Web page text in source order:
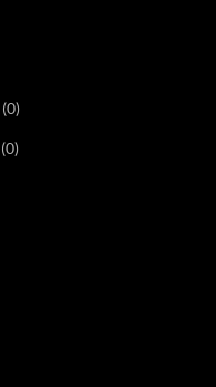
(0)
(0)